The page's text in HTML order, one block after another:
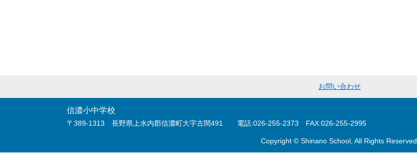
お問い合わせ
信濃小中学校
〒389-1313 長野県上水内郡信濃町大字古間491 電話:026-255-2373 FAX:026-255-2995
Copyright © Shinano School, All Rights Reserved.